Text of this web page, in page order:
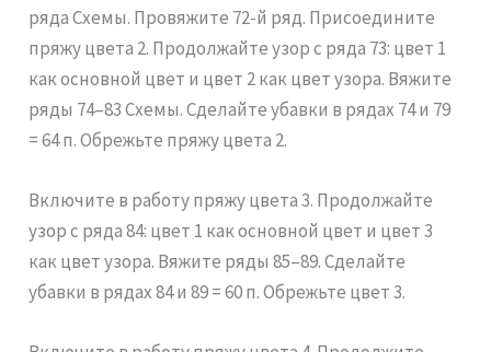
ряда Схемы. Провяжите 72-й ряд. Присоедините
пряжу цвета 2. Продолжайте узор с ряда 73: цвет 1
как основной цвет и цвет 2 как цвет узора. Вяжите
ряды 74–83 Схемы. Сделайте убавки в рядах 74 и 79
= 64 п. Обрежьте пряжу цвета 2.
Включите в работу пряжу цвета 3. Продолжайте
узор с ряда 84: цвет 1 как основной цвет и цвет 3
как цвет узора. Вяжите ряды 85–89. Сделайте
убавки в рядах 84 и 89 = 60 п. Обрежьте цвет 3.